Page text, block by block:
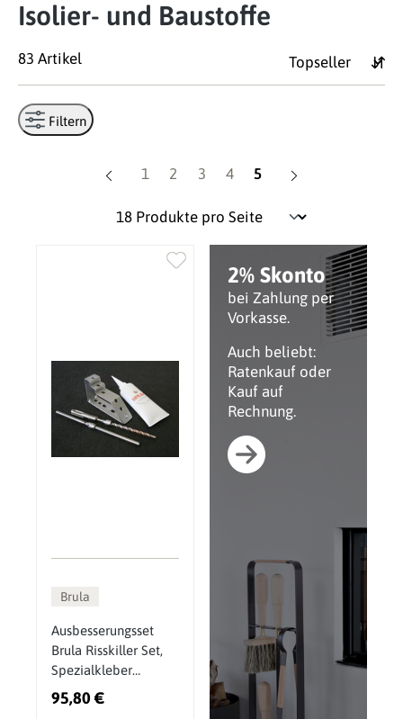
Isolier- und Baustoffe
83 Artikel
Filtern
Seite
1 Seite
2 Seite
3 Seite
4 Seite
5
2% Skonto
bei Zahlung per
Vorkasse.
Auch beliebt:
Ratenkauf oder
Kauf auf
Rechnung.
Brula
Ausbesserungsset
Brula Risskiller Set,
Spezialkleber
hitzefest 1800 °C, 100
ml
95,80 €